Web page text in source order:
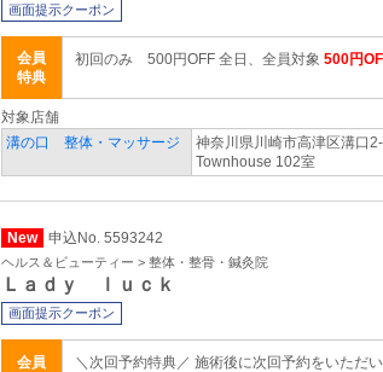
画面提示クーポン
会員
特典
初回のみ 500円OFF 全日、全員対象 500円
対象店舗
溝の口 整体・マッサージ
神奈川県川崎市高津区溝口
Townhouse 102室
New 申込No. 5593242
ヘルス＆ビューティー > 整体・整骨・鍼灸院
Ｌａｄｙ ｌｕｃｋ
画面提示クーポン
会員
＼次回予約特典／ 施術後に次回予約をいただ